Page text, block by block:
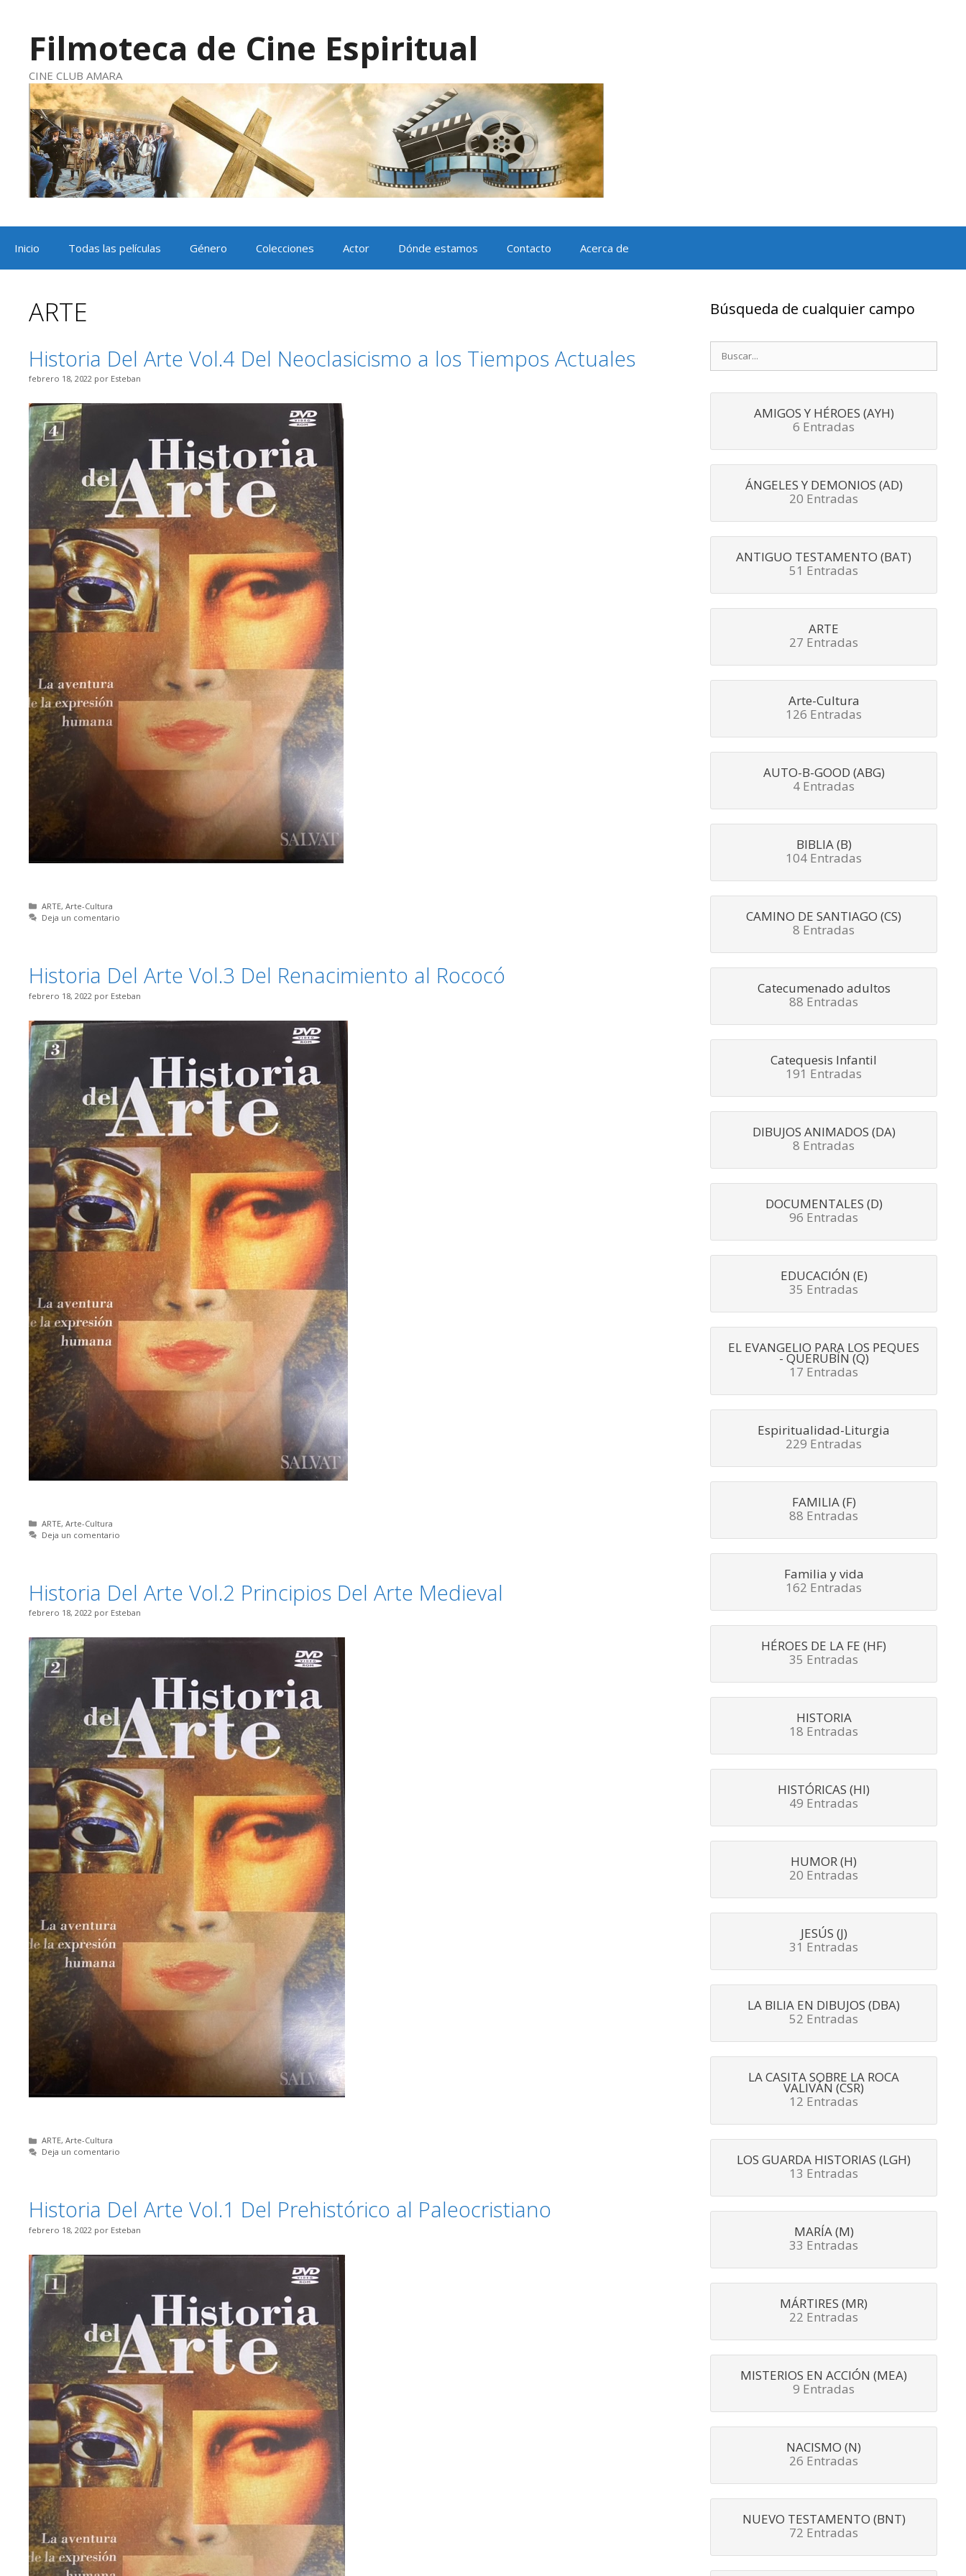
Filmoteca de Cine Espiritual
CINE CLUB AMARA
Inicio Todas las películas Género Colecciones Actor Dónde estamos Contacto Acerca de
ARTE
Historia Del Arte Vol.4 Del Neoclasicismo a los Tiempos Actuales
febrero 18, 2022 por Esteban
Categorías
ARTE, Arte-Cultura
Deja un comentario
Historia Del Arte Vol.3 Del Renacimiento al Rococó
febrero 18, 2022 por Esteban
Categorías
ARTE, Arte-Cultura
Deja un comentario
Historia Del Arte Vol.2 Principios Del Arte Medieval
febrero 18, 2022 por Esteban
Categorías
ARTE, Arte-Cultura
Deja un comentario
Historia Del Arte Vol.1 Del Prehistórico al Paleocristiano
febrero 18, 2022 por Esteban
Búsqueda de cualquier campo
AMIGOS Y HÉROES (AYH)
6 Entradas
ÁNGELES Y DEMONIOS (AD)
20 Entradas
ANTIGUO TESTAMENTO (BAT)
51 Entradas
ARTE
27 Entradas
Arte-Cultura
126 Entradas
AUTO-B-GOOD (ABG)
4 Entradas
BIBLIA (B)
104 Entradas
CAMINO DE SANTIAGO (CS)
8 Entradas
Catecumenado adultos
88 Entradas
Catequesis Infantil
191 Entradas
DIBUJOS ANIMADOS (DA)
8 Entradas
DOCUMENTALES (D)
96 Entradas
EDUCACIÓN (E)
35 Entradas
EL EVANGELIO PARA LOS PEQUES
- QUERUBÍN (Q)
17 Entradas
Espiritualidad-Liturgia
229 Entradas
FAMILIA (F)
88 Entradas
Familia y vida
162 Entradas
HÉROES DE LA FE (HF)
35 Entradas
HISTORIA
18 Entradas
HISTÓRICAS (HI)
49 Entradas
HUMOR (H)
20 Entradas
JESÚS (J)
31 Entradas
LA BILIA EN DIBUJOS (DBA)
52 Entradas
LA CASITA SOBRE LA ROCA
VALIVÁN (CSR)
12 Entradas
LOS GUARDA HISTORIAS (LGH)
13 Entradas
MARÍA (M)
33 Entradas
MÁRTIRES (MR)
22 Entradas
MISTERIOS EN ACCIÓN (MEA)
9 Entradas
NACISMO (N)
26 Entradas
NUEVO TESTAMENTO (BNT)
72 Entradas